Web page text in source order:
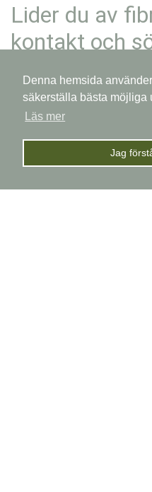
Denna hemsida
säkerställa bästa möjliga
Läs mer
Jag
Lider du av
kontakt och
idag
Om du lider av- eller
fibromyalgi, ta då kontakt
Jag är expert på
erfarenhet inom sjukvården
behandlingsmetod som